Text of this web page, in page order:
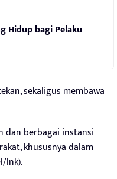
Hidup bagi Pelaku
sekaligus membawa
dan berbagai instansi
khususnya dalam
lnk).